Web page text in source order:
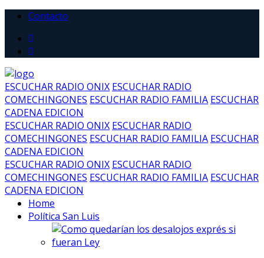
Contacto
ESCUCHAR RADIO ONIX ESCUCHAR RADIO
COMECHINGONES ESCUCHAR RADIO FAMILIA ESCUCHAR
CADENA EDICION
ESCUCHAR RADIO ONIX ESCUCHAR RADIO
COMECHINGONES ESCUCHAR RADIO FAMILIA ESCUCHAR
CADENA EDICION
ESCUCHAR RADIO ONIX ESCUCHAR RADIO
COMECHINGONES ESCUCHAR RADIO FAMILIA ESCUCHAR
CADENA EDICION
Home
Política San Luis